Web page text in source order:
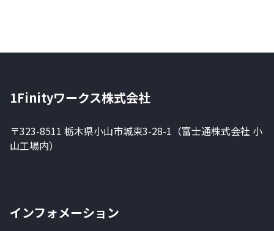
1Finityワークス株式会社
〒323-8511 栃木県小山市城東3-28-1（富士通株式会社 小
山工場内）
インフォメーション